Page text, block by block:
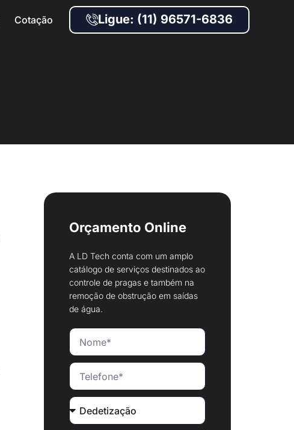
Cotação Ligue: (11) 96571-6836
Orçamento Online
A LD Tech conta com um amplo
catálogo de serviços destinados ao
controle de pragas e também na
remoção de obstrução em saídas
de água.